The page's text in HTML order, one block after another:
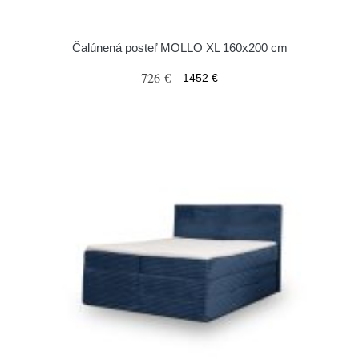
Čalúnená posteľ MOLLO XL 160x200 cm
726 € 1452 €